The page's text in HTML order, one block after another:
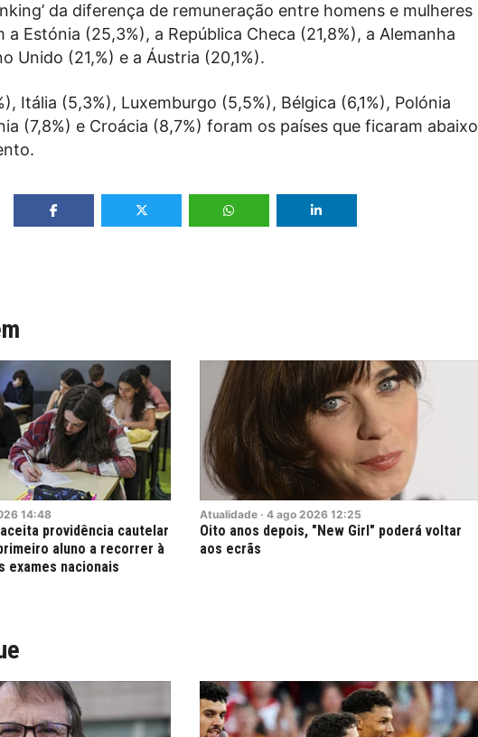
da diferença de remuneração entre homens e mulheres
a Estónia (25,3%), a República Checa (21,8%), a Alemanha
Unido (21,%) e a Áustria (20,1%).
Itália (5,3%), Luxemburgo (5,5%), Bélgica (6,1%), Polónia
(7,8%) e Croácia (8,7%) foram os países que ficaram abaixo
14:48
providência cautelar
aluno a recorrer à
exames nacionais
Atualidade · 4 ago 2026 12:25
Oito anos depois, "New Girl" poderá voltar
aos ecrãs